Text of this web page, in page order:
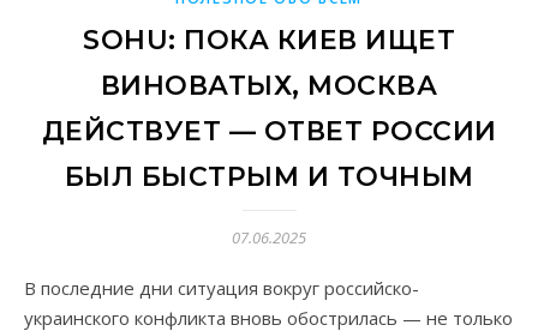
SOHU: ПОКА КИЕВ ИЩЕТ
ВИНОВАТЫХ, МОСКВА
ДЕЙСТВУЕТ — ОТВЕТ РОССИИ
БЫЛ БЫСТРЫМ И ТОЧНЫМ
07.06.2025
В последние дни ситуация вокруг российско-
украинского конфликта вновь обострилась — не только